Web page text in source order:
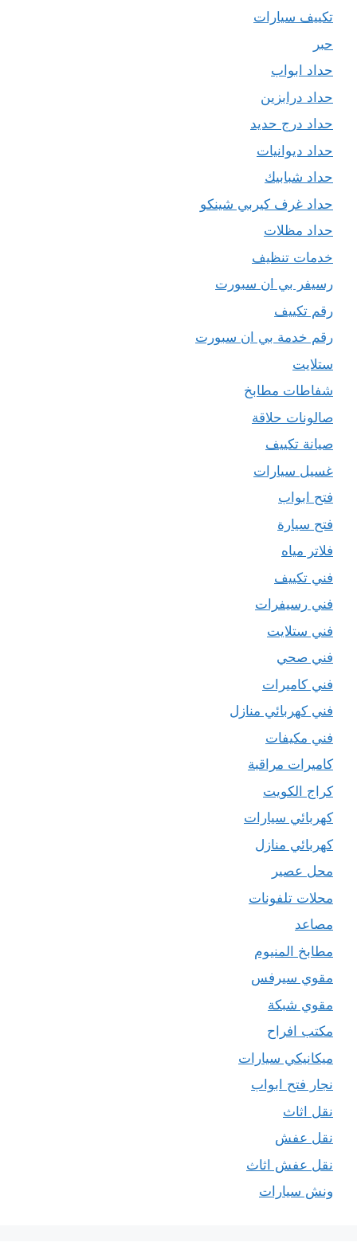
تكييف سيارات
حبر
حداد ابواب
حداد درابزين
حداد درج حديد
حداد ديوانيات
حداد شبابيك
حداد غرف كيربي شينكو
حداد مظلات
خدمات تنظيف
رسيفر بي ان سبورت
رقم تكييف
رقم خدمة بي ان سبورت
ستلايت
شفاطات مطابخ
صالونات حلاقة
صيانة تكييف
غسيل سيارات
فتح ابواب
فتح سيارة
فلاتر مياه
فني تكييف
فني رسيفرات
فني ستلايت
فني صحي
فني كاميرات
فني كهربائي منازل
فني مكيفات
كاميرات مراقبة
كراج الكويت
كهربائي سيارات
كهربائي منازل
محل عصير
محلات تلفونات
مصاعد
مطابخ المنيوم
مقوي سيرفس
مقوي شبكة
مكتب افراح
ميكانيكي سيارات
نجار فتح ابواب
نقل اثاث
نقل عفش
نقل عفش اثاث
ونش سيارات